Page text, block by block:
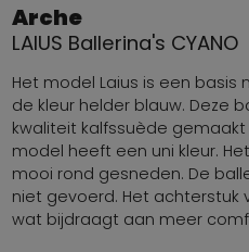
Arche
LAIUS Ballerina's CYANO
Het model Laius is een basis
de kleur helder blauw. Deze
kwaliteit kalfssuède
model heeft een uni kleur.
mooi rond gesneden. De
niet gevoerd. Het achterstuk
wat bijdraagt aan meer